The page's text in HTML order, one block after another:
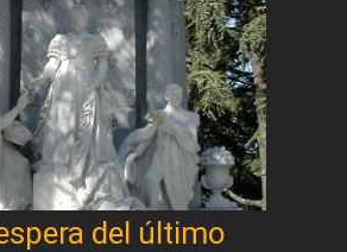
del último